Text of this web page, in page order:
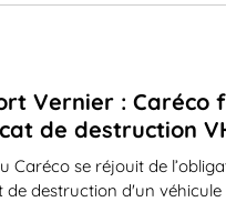
Vernier : Caréco
de destruction
Caréco se réjouit de
destruction d'un véhicule